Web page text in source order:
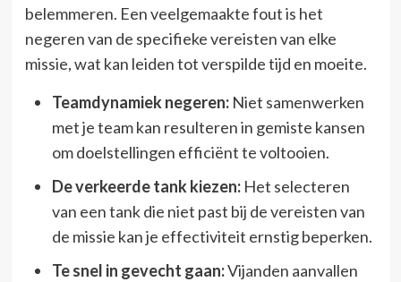
belemmeren. Een veelgemaakte fout is het
negeren van de specifieke vereisten van elke
missie, wat kan leiden tot verspilde tijd en moeite.
Teamdynamiek negeren:Niet samenwerken
met je team kan resulteren in gemiste kansen
om doelstellingen efficiënt te voltooien.
De verkeerde tank kiezen:Het selecteren
van een tank die niet past bij de vereisten van
de missie kan je effectiviteit ernstig beperken.
Te snel in gevecht gaan:Vijanden aanvallen